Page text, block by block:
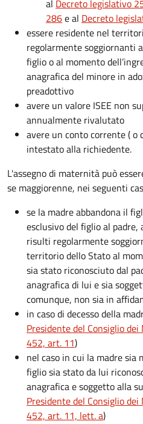
al Decreto legislativo
286e al Decreto
essere residente nel
regolarmente soggiornanti
figlio o al momento
anagrafica del minore in
preadottivo
avere un valore ISEE non
annualmente rivalutato
avere un conto corrente ( o
intestato alla richiedente.
L'assegno di maternità può
se maggiorenne, nei seguenti
se la madre abbandona il
esclusivo del figlio al padre,
risulti regolarmente
territorio dello Stato al
sia stato riconosciuto dal
anagrafica di lui e sia
comunque, non sia in
in caso di decesso della
Presidente del Consiglio
452, art. 11)
nel caso in cui la madre sia
figlio sia stato da lui
anagrafica e soggetto alla
Presidente del Consiglio
452, art. 11, lett. a)